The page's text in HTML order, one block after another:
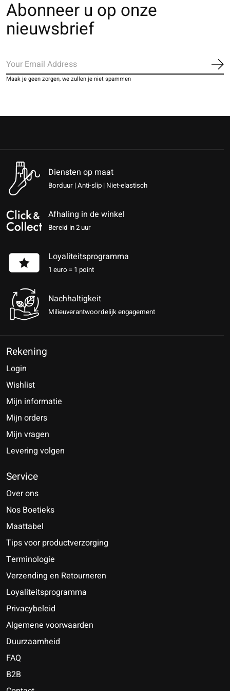
Abonneer u op onze
nieuwsbrief
Maak je geen zorgen, we zullen je niet spammen
Diensten op maat
Borduur | Anti-slip | Niet-elastisch
Afhaling in de winkel
Bereid in 2 uur
Loyaliteitsprogramma
1 euro = 1 point
Nachhaltigkeit
Milieuverantwoordelijk engagement
Rekening
Login
Wishlist
Mijn informatie
Mijn orders
Mijn vragen
Levering volgen
Service
Over ons
Nos Boetieks
Maattabel
Tips voor productverzorging
Terminologie
Verzending en Retourneren
Loyaliteitsprogramma
Privacybeleid
Algemene voorwaarden
Duurzaamheid
FAQ
B2B